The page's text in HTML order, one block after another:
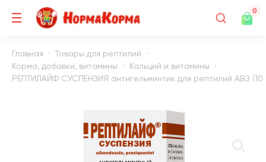
0
Главная
Товары для рептилий
Корма, добавки, витамины
Кальций и витамины
РЕПТИЛАЙФ СУСПЕНЗИЯ антигельминтик для рептилий АВЗ (10